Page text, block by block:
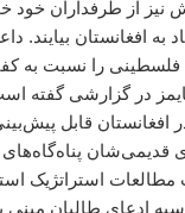
نیز از طرفداران خود
به افغانستان بیایند.
را نسبت به
در گزارشی گفته
افغانستان قابل
قدیمی‌شان پناه‌گاه‌های
مطالعات استراتژیک
ادعای طالبان